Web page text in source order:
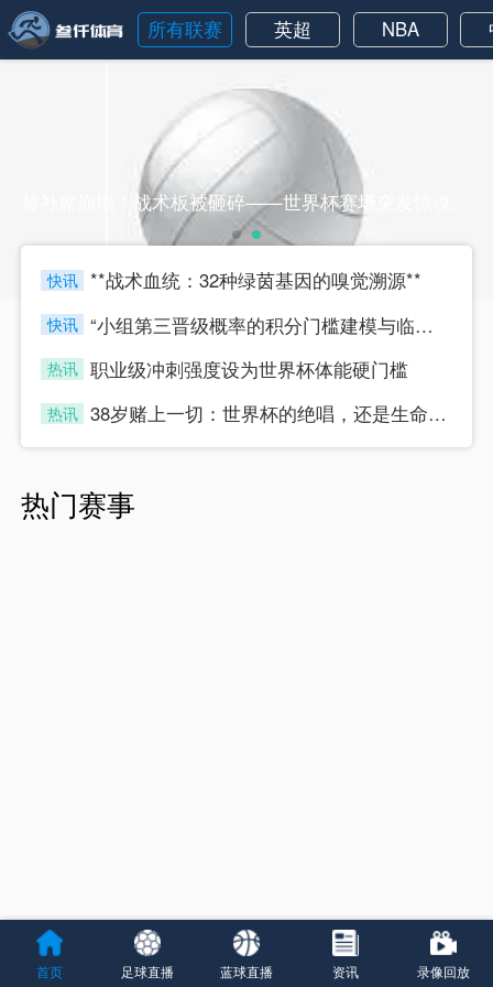
所有联赛 英超 NBA
快讯
**战术血统：32种绿茵基因的嗅觉溯源**
快讯
“小组第三晋级概率的积分门槛建模与临界值判定研究”
热讯 职业级冲刺强度设为世界杯体能硬门槛
热讯
38岁赌上一切：世界杯的绝唱，还是生命的最后冲刺？
热门赛事
首页 足球直播 蓝球直播 资讯 录像回放